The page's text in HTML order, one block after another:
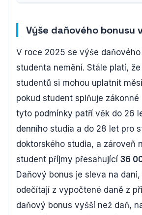
Výše daňového bonusu
V roce 2025 se výše daňového
studenta nemění. Stále platí,
studentů si mohou uplatnit
pokud student splňuje zákonné
tyto podmínky patří věk do 26
denního studia a do 28 let pro
doktorského studia, a zároveň
student příjmy přesahující 36
Daňový bonus je sleva na
odečítají z vypočtené daně z
daňový bonus vyšší než daň,